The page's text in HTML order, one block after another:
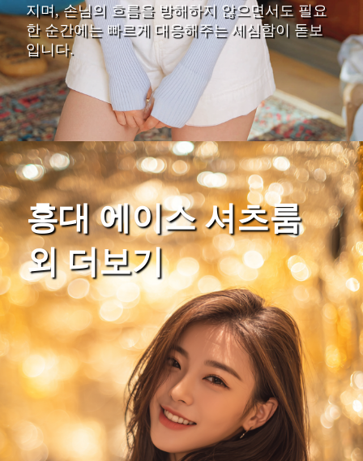
지며, 손님의 흐름을 방해하지 않으면서도 필요
한 순간에는 빠르게 대응해주는 세심함이 돋보
입니다.
홍대 에이스 셔츠룸
외 더보기